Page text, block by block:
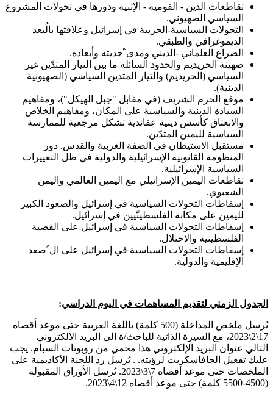
تقاطعات الدين - القومية - الإثنية ودورها في تحولات المشروع
السياسي الصهيوني.
التحولات السياسية-الحزبية في إسرائيل وعلاقتها بالُبعد
الديموغرافي والطبقي.
الصراع العلماني -الديني ومدى ّجديته وأبعاده.
صهينة الحريديم والحدود السائلة ما بين التيار المتدّين غير
السياسي (الحريديم) والتيار المتدين السياسي (الصهيونية
الدينية).
موقع الحرم الشريف (في مقابل "جبل الهيكل")، ومفاهيم
السيادة الدينية والسياسية على المكان، ومفاهيم الخلاص
والانعتاق كأسس دينية عقائدية تشكل مرجعية للممارسة
السياسية لليمين المتدّين.
مستقبل الاستيطان في الضفة الغربية والقدس. دور
المنظومة القانونية الإسرائيلية والدولية في ظل التغييرات
السياسية الإسرائيلية.
تقاطعات اليمين الإسرائيلي مع اليمين العالمي واليمن
الشعبوي.
إسقاطات التحولات السياسية في إسرائيل والصعود الكبير
لليمين على مكانة الفلسطينّيين في إسرائيل.
إسقاطات التحولات السياسية في إسرائيل على القضية
الفلسطينية والاحتلال.
إسقاطات التحولات السياسية في إسرائيل على ال ُصعد
الإقليمية والدولية.
الجدول الزمني لتقديم المساهمات في اليوم الدراسي:
يُرسل ملخص المداخلة (500 كلمة) باللغة العربية حتى موعد أقصاه
17\2\2023، مع السيرة الذاتية للباحث/ة الى البريد الالكتروني
التالي عنوان البريد الإلكتروني هذا محمي من روبوتات السبام. يجب
عليك تفعيل الجافاسكربت لرؤيته. . يُرسل رد اللجنة الأكاديمية على
الملخصات حتى موعد أقصاه 7\3\2023. تُرسل الأوراق المقبولة
(4500-5500 كلمة) حتى موعد أقصاه 12\4\2023.